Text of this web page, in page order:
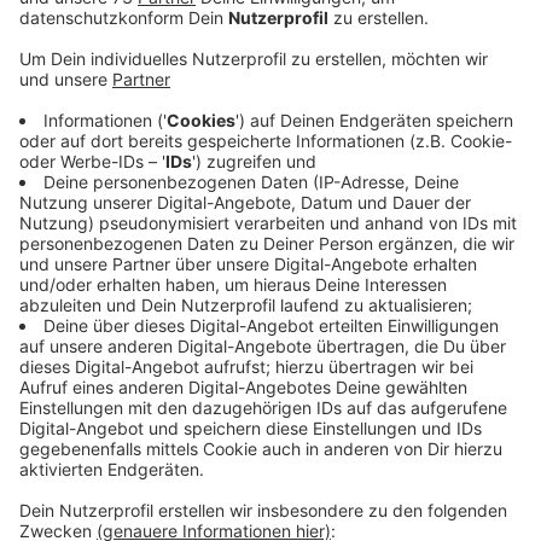
Anzeige
Grenzüberschreitende Radtour Bocholt
Anzeige
Hier könnt Ihr beim Stadtradeln mitmachen.Damit
wir gewinnen, ruft der Kreis dazu auf, noch bis zum 21.
Mai ordentlich in die Pedale zu treten. Zum Beispiel
am 20. Mai bei einer grenzüberschreitenden Radtour
mit Stadtführung und Brauerreibesuch im
niederländischen Breedevoort. Die Stadt Bocholt lädt
alle Interessierten ein, sich kostenlos für die Tour
anzumelden. Das geht unter der Mail: